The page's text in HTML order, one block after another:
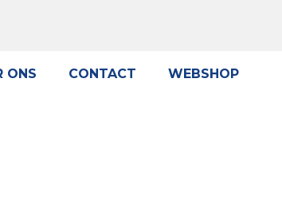
ONS CONTACT WEBSHOP